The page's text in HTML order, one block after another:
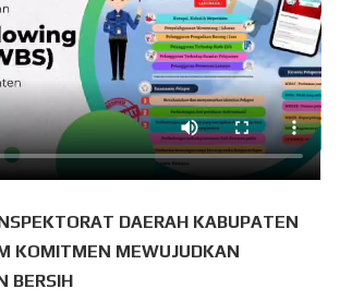
DAERAH KABUPATEN
KOMITMEN MEWUJUDKAN
BERSIH